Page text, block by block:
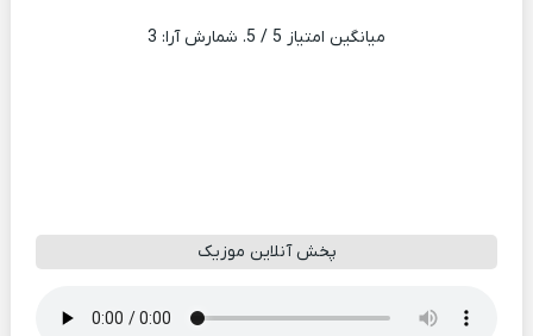
میانگین امتیاز 5 / 5. شمارش آرا: 3
پخش آنلاین موزیک